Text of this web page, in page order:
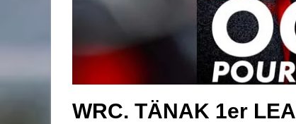
WRC. TÄNAK 1er